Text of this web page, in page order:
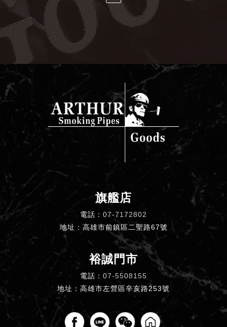
旗艦店
電話： 07-7172802
地址：高雄市前鎮區二聖路67號
裕誠門市
電話： 07-5508155
地址：高雄市左營區辛亥路253號